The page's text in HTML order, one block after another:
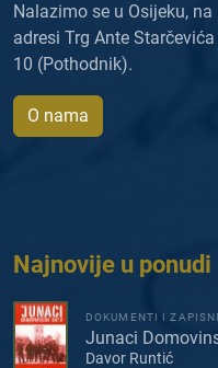
Nalazimo se u Osijeku, na
adresi Trg Ante Starčevića
10 (Pothodnik).
O nama
Najnovije u ponudi
DOKUMENTI I
Junaci
Davor Runtić